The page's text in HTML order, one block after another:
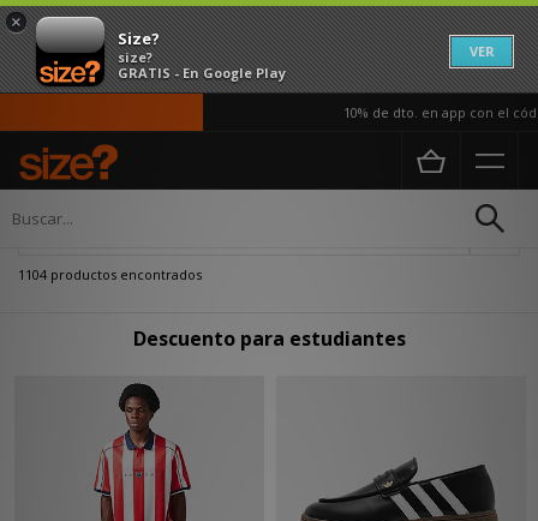
×
Size?
size?
GRATIS - En Google Play
VER
10% de dto. en app con el código
Página principal
1104 productos encontrados
Descuento para estudiantes